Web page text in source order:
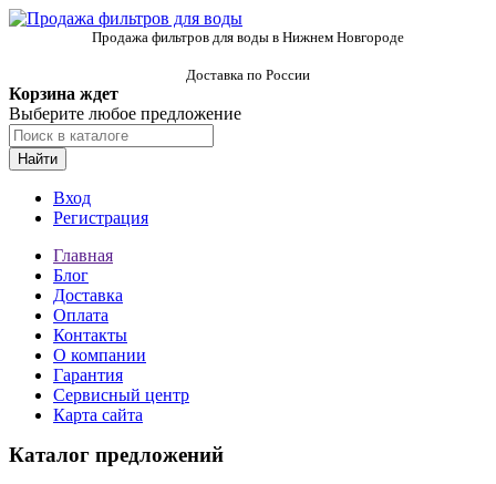
Продажа фильтров для воды в Нижнем Новгороде
Доставка по России
Корзина ждет
Выберите любое предложение
Найти
Вход
Регистрация
Главная
Блог
Доставка
Оплата
Контакты
О компании
Гарантия
Сервисный центр
Карта сайта
Каталог предложений